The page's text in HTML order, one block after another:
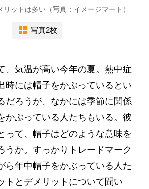
ットは多い（写真：イメージマート）
写真2枚
気温が高い今年の夏。熱中症
時には帽子をかぶっているとい
だろうが、なかには季節に関係
かぶっている人たちもいる。彼
って、帽子はどのような意味を
うか。すっかりトレードマーク
ら年中帽子をかぶっている人た
トとデメリットについて聞い